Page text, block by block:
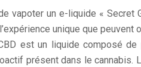
vapoter un e-liquide «
unique que
est un liquide composé
présent dans le